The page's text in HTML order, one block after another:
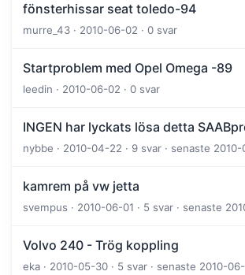
fönsterhissar seat toledo-94
murre_43 · 2010-06-02 · 0 svar
Startproblem med Opel Omega -89
leedin · 2010-06-02 · 0 svar
INGEN har lyckats lösa detta
nybbe · 2010-04-22 · 9 svar · senaste
kamrem på vw jetta
svempus · 2010-06-01 · 5 svar · senaste
Volvo 240 - Trög koppling
eka · 2010-05-30 · 5 svar · senaste 2010-